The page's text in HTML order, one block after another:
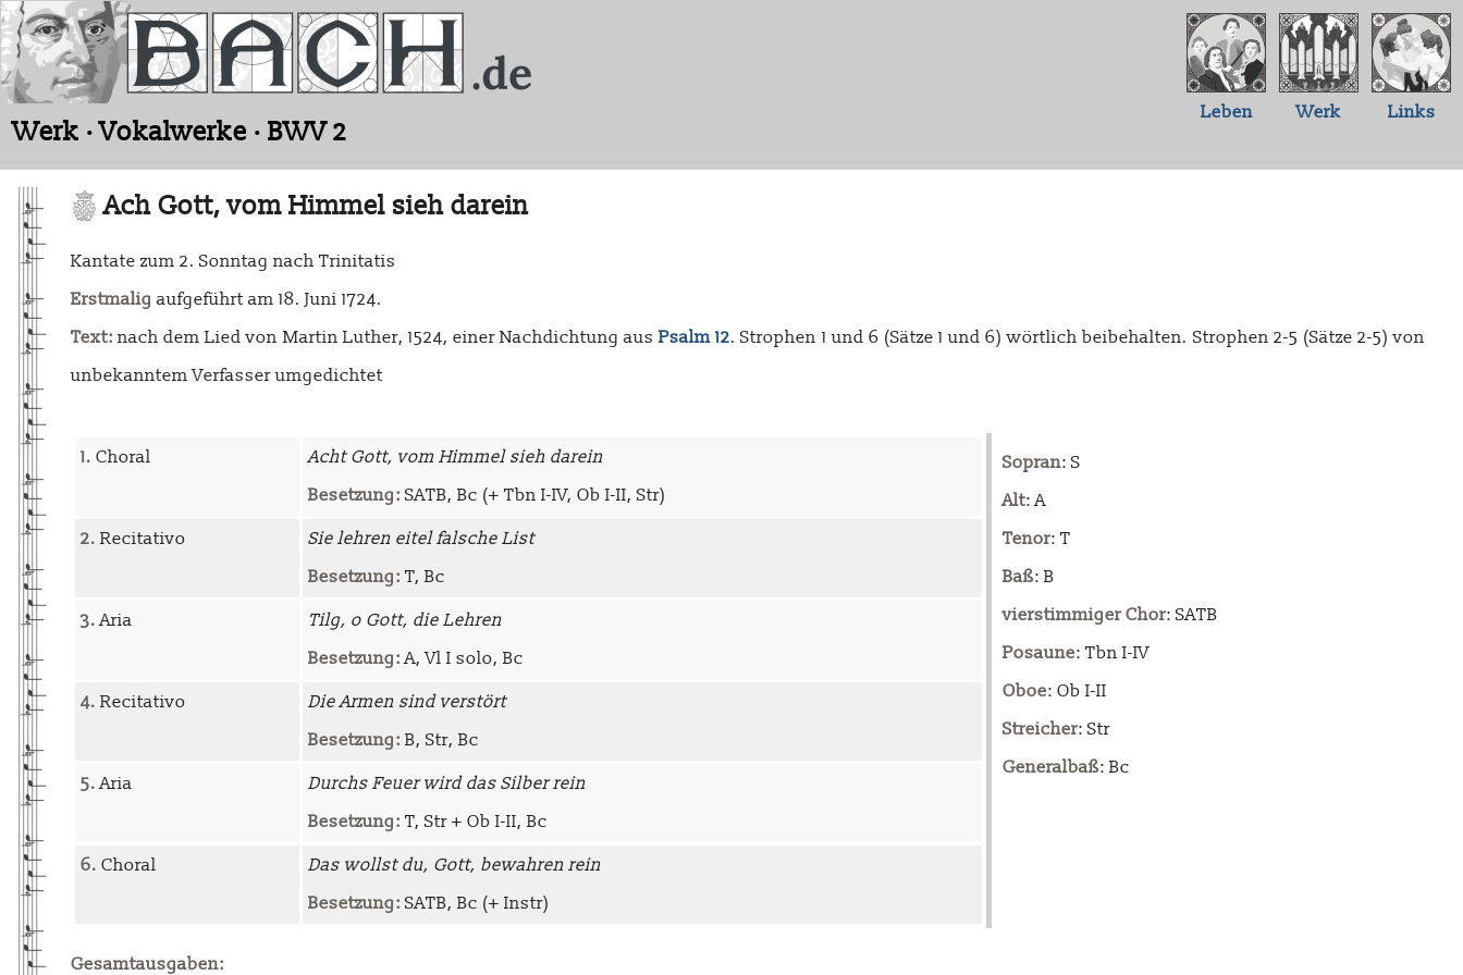
Werk · Vokalwerke · BWV 2
Leben Werk Links
Ach Gott, vom Himmel sieh darein
Kantate zum 2. Sonntag nach Trinitatis
Erstmalig aufgeführt am 18. Juni 1724.
Text: nach dem Lied von Martin Luther, 1524, einer Nachdichtung ausPsalm 12. Strophen 1 und 6 (Sätze 1 und 6) wörtlich beibehalten. Strophen 2-5 (Sätze 2-5) von
unbekanntem Verfasser umgedichtet
1. Choral
Acht Gott, vom Himmel sieh darein
Besetzung: SATB, Bc (+ Tbn I-IV, Ob I-II, Str)
2. Recitativo
Sie lehren eitel falsche List
Besetzung: T, Bc
3.Aria
Tilg, o Gott, die Lehren
Besetzung:A, Vl I solo, Bc
4. Recitativo
Die Armen sind verstört
Besetzung: B, Str, Bc
5.Aria
Durchs Feuer wird das Silber rein
Besetzung: T, Str + Ob I-II, Bc
6. Choral
Das wollst du, Gott, bewahren rein
Besetzung: SATB, Bc (+ Instr)
Sopran: S
Alt: A
Tenor: T
Baß: B
vierstimmiger Chor: SATB
Posaune: Tbn I-IV
Oboe: Ob I-II
Streicher: Str
Generalbaß: Bc
Gesamtausgaben: